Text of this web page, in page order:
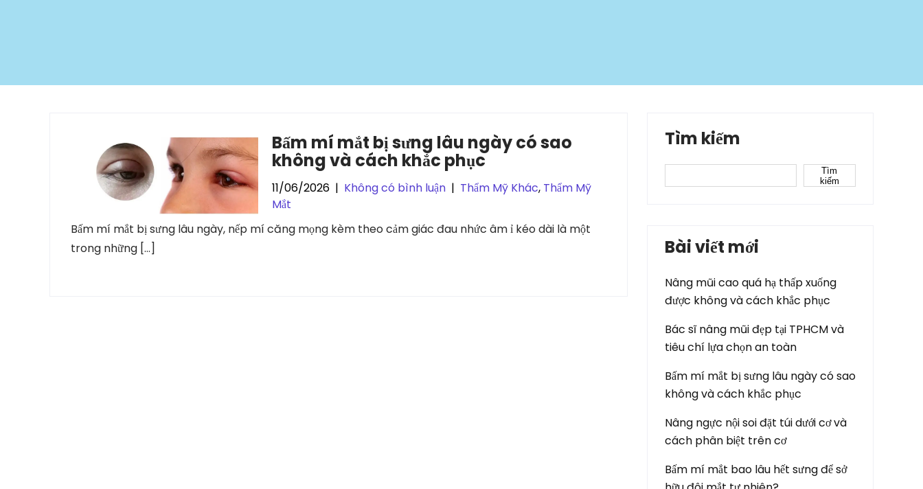
Bấm mí mắt bị sưng lâu ngày có sao
không và cách khắc phục
11/06/2026 | Không có bình luận | Thẩm Mỹ Khác, Thẩm Mỹ
Mắt
Bấm mí mắt bị sưng lâu ngày, nếp mí căng mọng kèm theo cảm giác đau nhức âm ỉ kéo dài là một
trong những […]
Tìm kiếm
Tìm
kiếm
Bài viết mới
Nâng mũi cao quá hạ thấp xuống
được không và cách khắc phục
Bác sĩ nâng mũi đẹp tại TPHCM và
tiêu chí lựa chọn an toàn
Bấm mí mắt bị sưng lâu ngày có sao
không và cách khắc phục
Nâng ngực nội soi đặt túi dưới cơ và
cách phân biệt trên cơ
Bấm mí mắt bao lâu hết sưng để sở